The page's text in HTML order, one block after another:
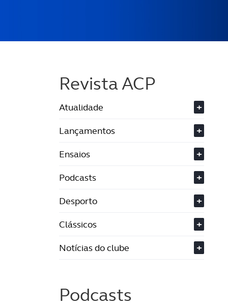
Revista ACP
Atualidade
+
Lançamentos
+
Ensaios
+
Podcasts
+
Desporto
+
Clássicos
+
Notícias do clube
+
Podcasts